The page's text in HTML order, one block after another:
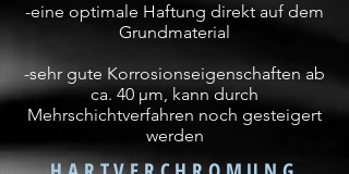
-eine optimale Haftung direkt auf dem
Grundmaterial
-sehr gute Korrosionseigenschaften ab
ca. 40 µm, kann durch
Mehrschichtverfahren noch gesteigert
werden